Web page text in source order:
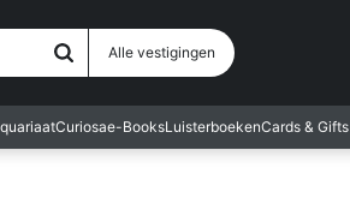
Alle vestigingen Vestiging
Curiosae-BooksLuisterboekenCards & Gifts